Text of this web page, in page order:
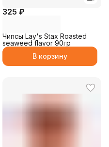
325 ₽
Чипсы Lay's Stax Roasted
seaweed flavor 90гр
В корзину